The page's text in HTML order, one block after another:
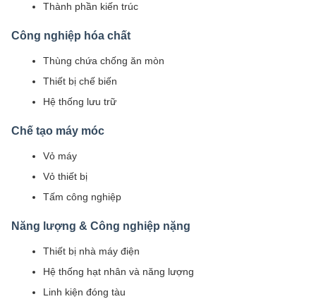
Thành phần kiến ​​trúc
Công nghiệp hóa chất
Thùng chứa chống ăn mòn
Thiết bị chế biến
Hệ thống lưu trữ
Chế tạo máy móc
Vỏ máy
Vỏ thiết bị
Tấm công nghiệp
Năng lượng & Công nghiệp nặng
Thiết bị nhà máy điện
Hệ thống hạt nhân và năng lượng
Linh kiện đóng tàu